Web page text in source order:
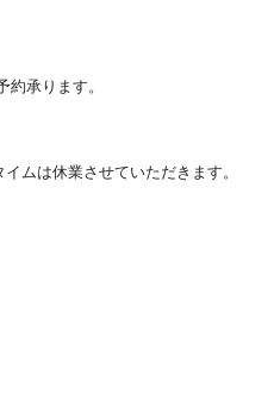
約承ります。
ムは休業させていただきます。